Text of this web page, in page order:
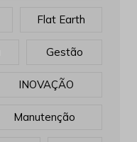
Flat Earth
Gestão
INOVAÇÃO
Manutenção